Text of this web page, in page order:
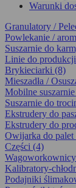
Warunki
Granulatory /
Powlekanie /
Suszarnie do
Linie do
Brykieciarki (8)
Mieszadła /
Mobilne
Suszarnie do
Ekstrudery do
Ekstrudery do
Owijarka do palet
Części (4)
Kalibratory-
Podajniki